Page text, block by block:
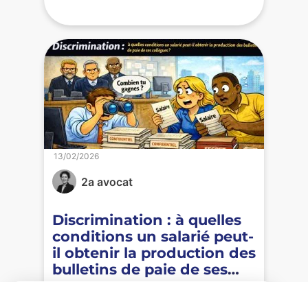
2a avocat
Discrimination : à quelles
conditions un salarié peut-
il obtenir la production des
bulletins de paie de ses
13/02/2026